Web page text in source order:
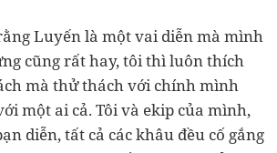
Luyến là một vai diễn mà mình
cũng rất hay, tôi thì luôn thích
mà thử thách với chính mình
một ai cả. Tôi và ekip của mình,
diễn, tất cả các khâu đều cố gắng